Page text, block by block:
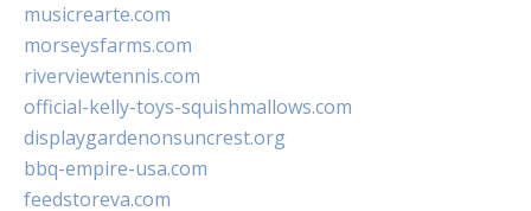
musicrearte.com
morseysfarms.com
riverviewtennis.com
official-kelly-toys-squishmallows.com
displaygardenonsuncrest.org
bbq-empire-usa.com
feedstoreva.com